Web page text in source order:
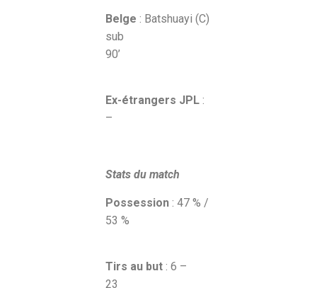
Belge : Batshuayi (C)
sub
90’
Ex-étrangers JPL :
–
Stats du match
Possession : 47 % /
53 %
Tirs au but : 6 –
23